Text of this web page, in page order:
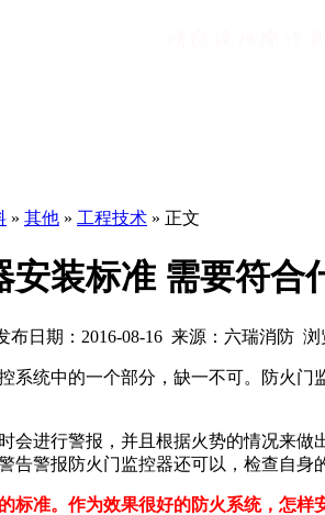
» 其他 » 工程技术 » 正文
安装标准 需要符合
布日期：2016-08-16 来源：六瑞消防 浏
系统中的一个部分，缺一不可。防火
会进行警报，并且根据火势的情况来
告警报防火门监控器还可以，检查自
标准。作为效果很好的防火系统，怎样